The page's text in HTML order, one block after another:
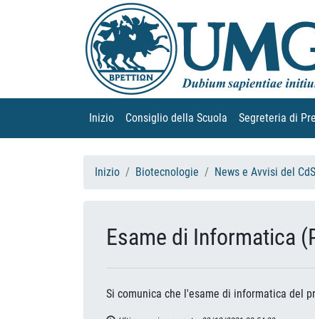
Inizio (current)
Consiglio della Scuola (current)
Segreteria di
Inizio Biotecnologie News e Avvisi del CdS
Esame di Informatica
Si comunica che l'esame di informatica del